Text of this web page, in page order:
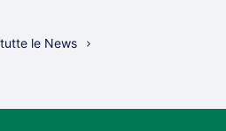
le News